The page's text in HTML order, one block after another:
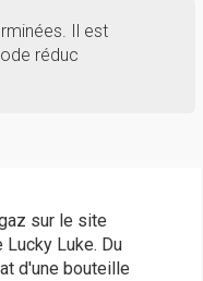
Il est
réduc
sur le site
Lucky Luke. Du
d'une bouteille